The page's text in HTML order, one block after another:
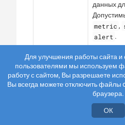
данных
metric ,
alert .
metricId
метрики,
которой
source
metric .
Для улучшения работы сайта и
пользователями мы используем
работу с сайтом, Вы разрешаете
Вы всегда можете отключить файлы
браузера.
ОК